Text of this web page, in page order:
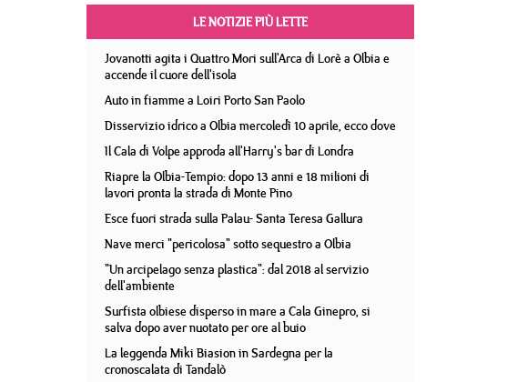
LE NOTIZIE PIÙ LETTE
Jovanotti agita i Quattro Mori sull'Arca di Lorè a Olbia e
accende il cuore dell'isola
Auto in fiamme a Loiri Porto San Paolo
Disservizio idrico a Olbia mercoledì 10 aprile, ecco dove
Il Cala di Volpe approda all'Harry's bar di Londra
Riapre la Olbia-Tempio: dopo 13 anni e 18 milioni di
lavori pronta la strada di Monte Pino
Esce fuori strada sulla Palau- Santa Teresa Gallura
Nave merci "pericolosa" sotto sequestro a Olbia
"Un arcipelago senza plastica": dal 2018 al servizio
dell'ambiente
Surfista olbiese disperso in mare a Cala Ginepro, si
salva dopo aver nuotato per ore al buio
La leggenda Miki Biasion in Sardegna per la
cronoscalata di Tandalò